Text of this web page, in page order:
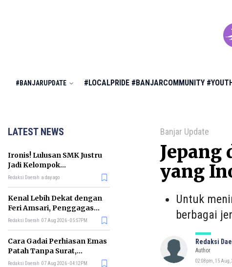
#BANJARUPDATE #LOCALPRIDE #BANJARCOMMUNITY
LATEST NEWS
Ironis! Lulusan SMK Justru
Jadi Kelompok
Pengangguran Terbanyak
Redaksi Daerah a day ago
Kenal Lebih Dekat dengan
Feri Amsari, Penggagas
Kabinet Bayangan
Redaksi Daerah 07 Aug 2026 - 05:57PM
Cara Gadai Perhiasan Emas
Patah Tanpa Surat,
Ternyata Tetap Bisa!
Redaksi Daerah 07 Aug 2026 - 04:12PM
Banjar Update
Jepang
yang
Untuk
berbagai
Redaksi
Author
02:08pm, 15 Aug,